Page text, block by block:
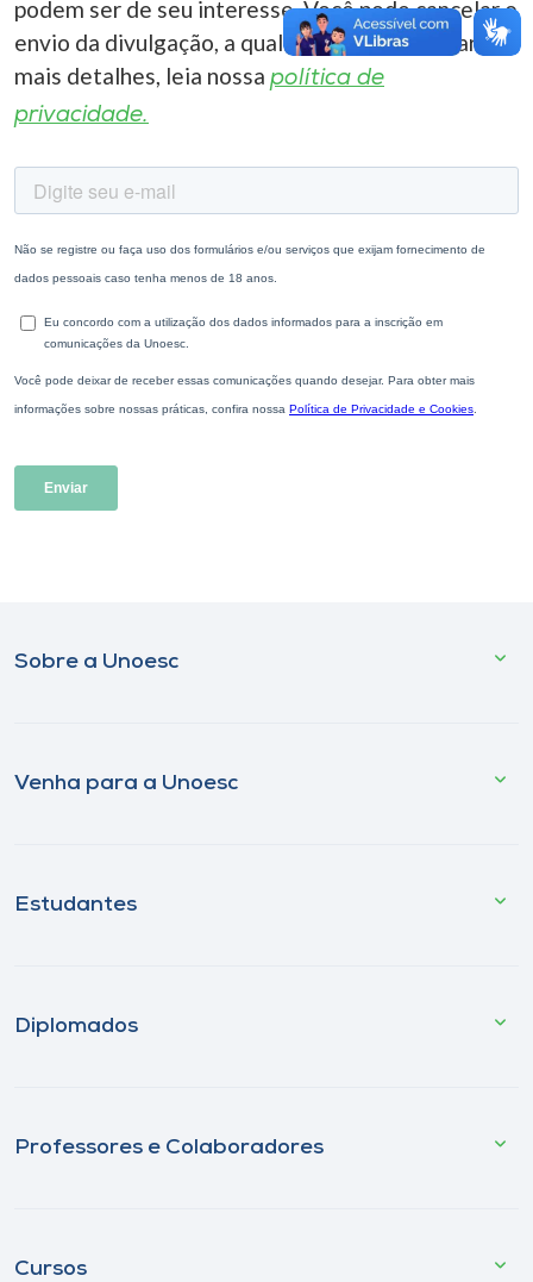
podem ser de seu interesse. Você pode cancelar o
envio da divulgação, a qualquer momento. Para
mais detalhes, leia nossa política de
privacidade.
Sobre a Unoesc
Venha para a Unoesc
Estudantes
Diplomados
Professores e Colaboradores
Cursos